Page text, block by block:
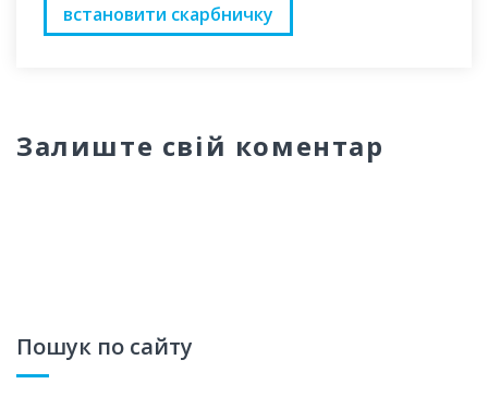
встановити скарбничку
Залиште свій коментар
Пошук по сайту